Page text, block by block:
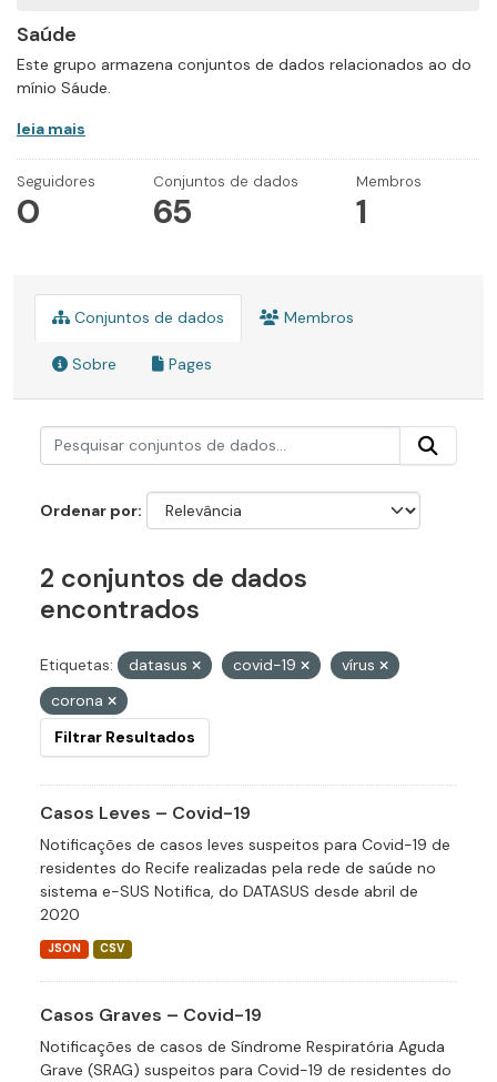
Saúde
Este grupo armazena conjuntos de dados relacionados ao do
mínio Sáude.
leia mais
Seguidores
0
Conjuntos de dados
65
Membros
1
Conjuntos de dados Membros
Sobre Pages
Ordenar por
2 conjuntos de dados
encontrados
Etiquetas: datasus covid-19
vírus
corona
Filtrar Resultados
Casos Leves – Covid-19
Notificações de casos leves suspeitos para Covid-19 de
residentes do Recife realizadas pela rede de saúde no
sistema e-SUS Notifica, do DATASUS desde abril de
2020
JSON CSV
Casos Graves – Covid-19
Notificações de casos de Síndrome Respiratória Aguda
Grave (SRAG) suspeitos para Covid-19 de residentes do